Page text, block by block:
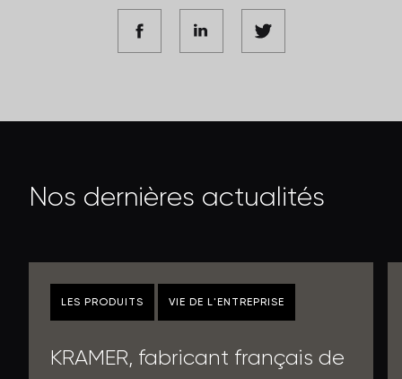
Nos dernières actua ités
LES PRODUITS VIE DE L'ENTREPRISE
KRAMER, fabricant français de